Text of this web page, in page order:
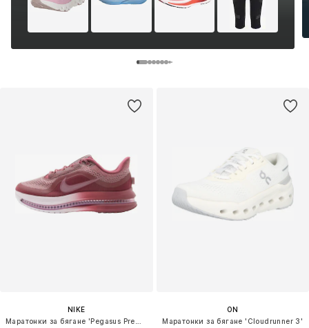
NIKE
ON
Маратонки за бягане 'Cloudrunner 3'